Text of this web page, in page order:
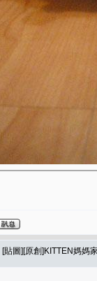
[貼圖][原創]KITTEN媽媽